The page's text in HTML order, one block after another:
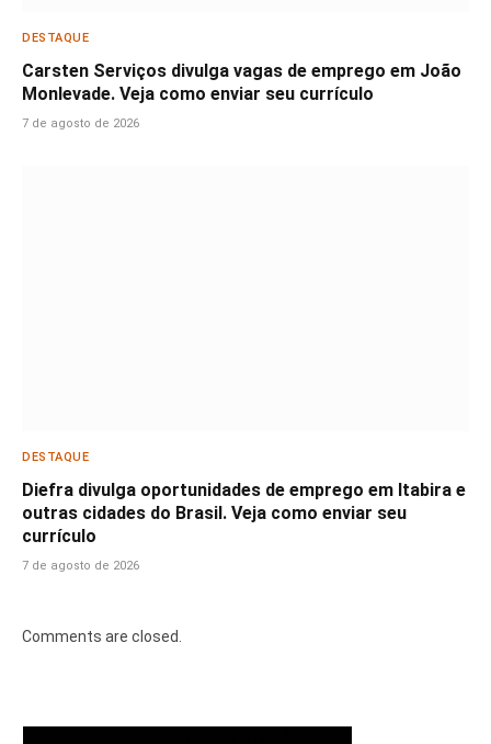
DESTAQUE
Carsten Serviços divulga vagas de emprego em João
Monlevade. Veja como enviar seu currículo
7 de agosto de 2026
DESTAQUE
Diefra divulga oportunidades de emprego em Itabira e
outras cidades do Brasil. Veja como enviar seu
currículo
7 de agosto de 2026
Comments are closed.